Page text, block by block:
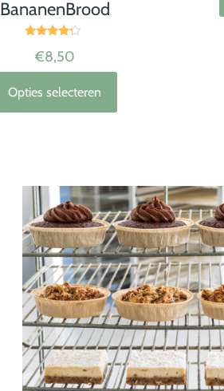
BananenBrood
4.00
€8,50
Opties selecteren